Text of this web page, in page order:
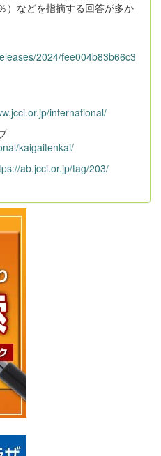
）などを指摘する回答が多か
2024/fee004b83b66c3
international/
kaigaitenkai/
ab.jcci.or.jp/tag/203/